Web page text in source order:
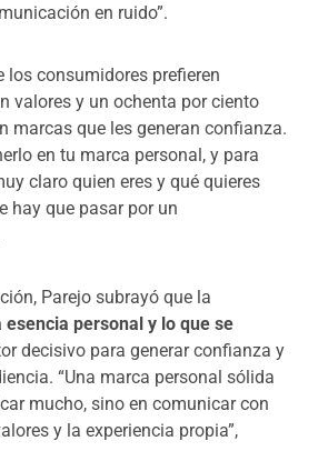
en ruido”.
los consumidores prefieren
valores y un ochenta por ciento
marcas que les generan confianza.
en tu marca personal, y para
claro quien eres y qué quieres
hay que pasar por un
Parejo subrayó que la
personal y lo que se
decisivo para generar confianza y
“Una marca personal sólida
mucho, sino en comunicar con
y la experiencia propia”,